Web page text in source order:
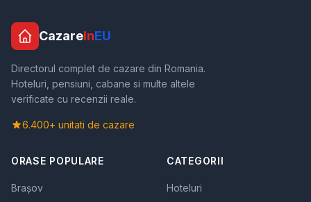
CazareInEU
Directorul complet de cazare din Romania.
Hoteluri, pensiuni, cabane si multe altele
verificate cu recenzii reale.
6.400+ unitati de cazare
ORASE POPULARE
Brașov
CATEGORII
Hoteluri